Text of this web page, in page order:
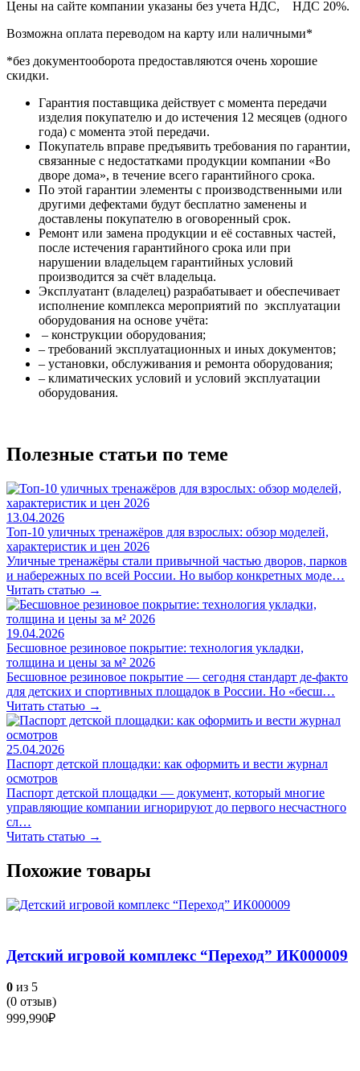
Цены на сайте компании указаны без учета НДС, НДС 20%.
Возможна оплата переводом на карту или наличными*
*без документооборота предоставляются очень хорошие
скидки.
Гарантия поставщика действует с момента передачи
изделия покупателю и до истечения 12 месяцев (одного
года) с момента этой передачи.
Покупатель вправе предъявить требования по гарантии,
связанные с недостатками продукции компании «Во
дворе дома», в течение всего гарантийного срока.
По этой гарантии элементы с производственными или
другими дефектами будут бесплатно заменены и
доставлены покупателю в оговоренный срок.
Ремонт или замена продукции и её составных частей,
после истечения гарантийного срока или при
нарушении владельцем гарантийных условий
производится за счёт владельца.
Эксплуатант (владелец) разрабатывает и обеспечивает
исполнение комплекса мероприятий по эксплуатации
оборудования на основе учёта:
– конструкции оборудования;
– требований эксплуатационных и иных документов;
– установки, обслуживания и ремонта оборудования;
– климатических условий и условий эксплуатации
оборудования.
Полезные статьи по теме
13.04.2026
Топ-10 уличных тренажёров для взрослых: обзор моделей,
характеристик и цен 2026
Уличные тренажёры стали привычной частью дворов, парков
и набережных по всей России. Но выбор конкретных моде…
Читать статью →
19.04.2026
Бесшовное резиновое покрытие: технология укладки,
толщина и цены за м² 2026
Бесшовное резиновое покрытие — сегодня стандарт де-факто
для детских и спортивных площадок в России. Но «бесш…
Читать статью →
25.04.2026
Паспорт детской площадки: как оформить и вести журнал
осмотров
Паспорт детской площадки — документ, который многие
управляющие компании игнорируют до первого несчастного
сл…
Читать статью →
Похожие товары
Детский игровой комплекс “Переход” ИК000009
0 из 5
(0 отзыв)
999,990₽